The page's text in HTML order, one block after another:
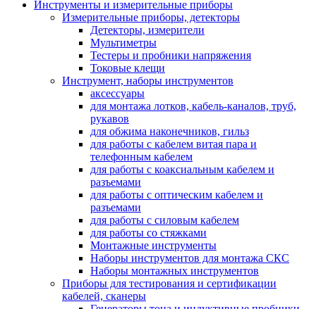
Инструменты и измерительные приборы
Измерительные приборы, детекторы
Детекторы, измерители
Мультиметры
Тестеры и пробники напряжения
Токовые клещи
Инструмент, наборы инструментов
аксессуары
для монтажа лотков, кабель-каналов, труб,
рукавов
для обжима наконечников, гильз
для работы с кабелем витая пара и
телефонным кабелем
для работы с коаксиальным кабелем и
разъемами
для работы с оптическим кабелем и
разъемами
для работы с силовым кабелем
для работы со стяжками
Монтажные инструменты
Наборы инструментов для монтажа СКС
Наборы монтажных инструментов
Приборы для тестирования и сертификации
кабелей, сканеры